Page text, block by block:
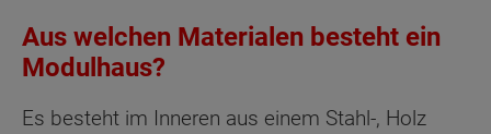
Aus welchen Materialen besteht ein
Modulhaus?
Es besteht im Inneren aus einem Stahl-, Holz